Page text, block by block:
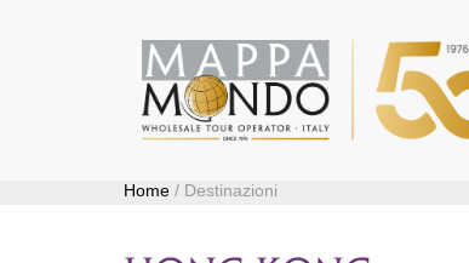
Home / Destinazioni